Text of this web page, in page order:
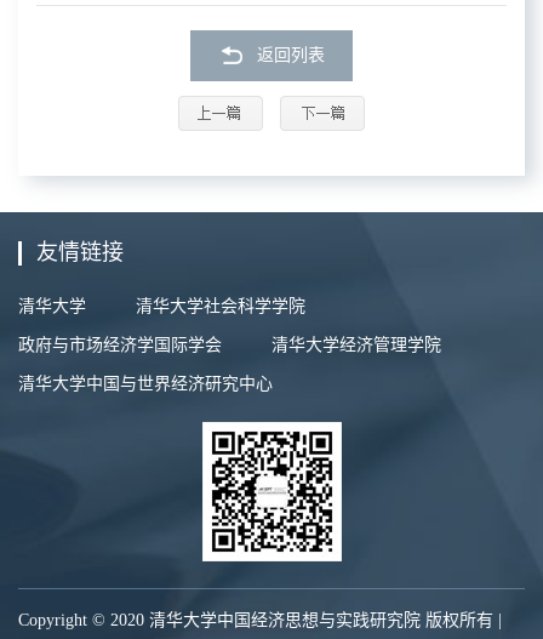
返回列表
友情链接
清华大学 清华大学社会科学学院
政府与市场经济学国际学会 清华大学经济管理学院
清华大学中国与世界经济研究中心
Copyright © 2020 清华大学中国经济思想与实践研究院 版权所有 |